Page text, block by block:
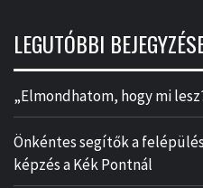
LEGUTÓBBI
„Elmondhatom, hogy mi
Önkéntes segítők a
képzés a Kék Pontnál